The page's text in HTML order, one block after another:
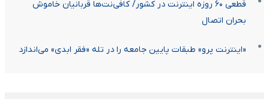
قطعی‌ ۶۰ روزه اینترنت در کشور/ کافی‌نت‌ها قربانیان خاموش
بحران اتصال
«اینترنت پرو» طبقات پایین جامعه را در تله «فقر ابدی» می‌اندازد